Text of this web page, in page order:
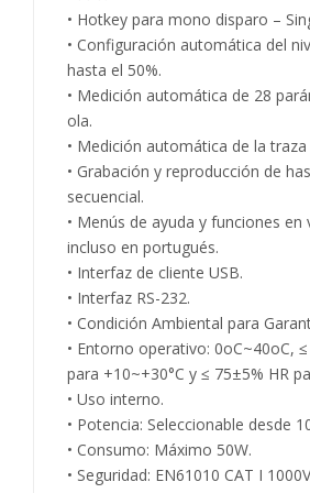
• Hotkey para mono disparo –
• Configuración automática del
hasta el 50%.
• Medición automática de 28
ola.
• Medición automática de la
• Grabación y reproducción de
secuencial.
• Menús de ayuda y funciones en
incluso en portugués.
• Interfaz de cliente USB.
• Interfaz RS-232.
• Condición Ambiental para
• Entorno operativo: 0oC~40oC,
para +10~+30°C y ≤ 75±5% HR
• Uso interno.
• Potencia: Seleccionable desde
• Consumo: Máximo 50W.
• Seguridad: EN61010 CAT I